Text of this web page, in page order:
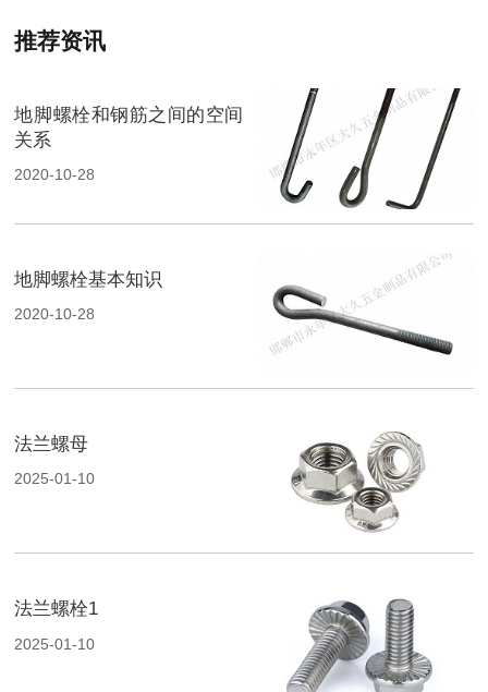
推荐资讯
地脚螺栓和钢筋之间的空间
关系
2020-10-28
地脚螺栓基本知识
2020-10-28
法兰螺母
2025-01-10
法兰螺栓1
2025-01-10